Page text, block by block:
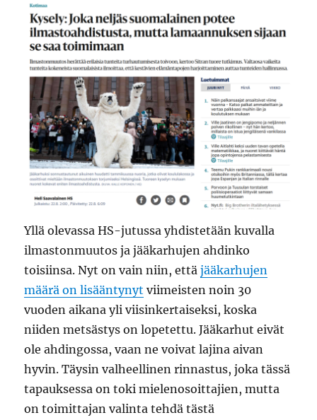
Yllä olevassa HS-jutussa yhdistetään kuvalla
ilmastonmuutos ja jääkarhujen ahdinko
toisiinsa. Nyt on vain niin, ettäjääkarhujen
määrä on lisääntynyt viimeisten noin 30
vuoden aikana yli viisinkertaiseksi, koska
niiden metsästys on lopetettu. Jääkarhut eivät
ole ahdingossa, vaan ne voivat lajina aivan
hyvin. Täysin valheellinen rinnastus, joka tässä
tapauksessa on toki mielenosoittajien, mutta
on toimittajan valinta tehdä tästä